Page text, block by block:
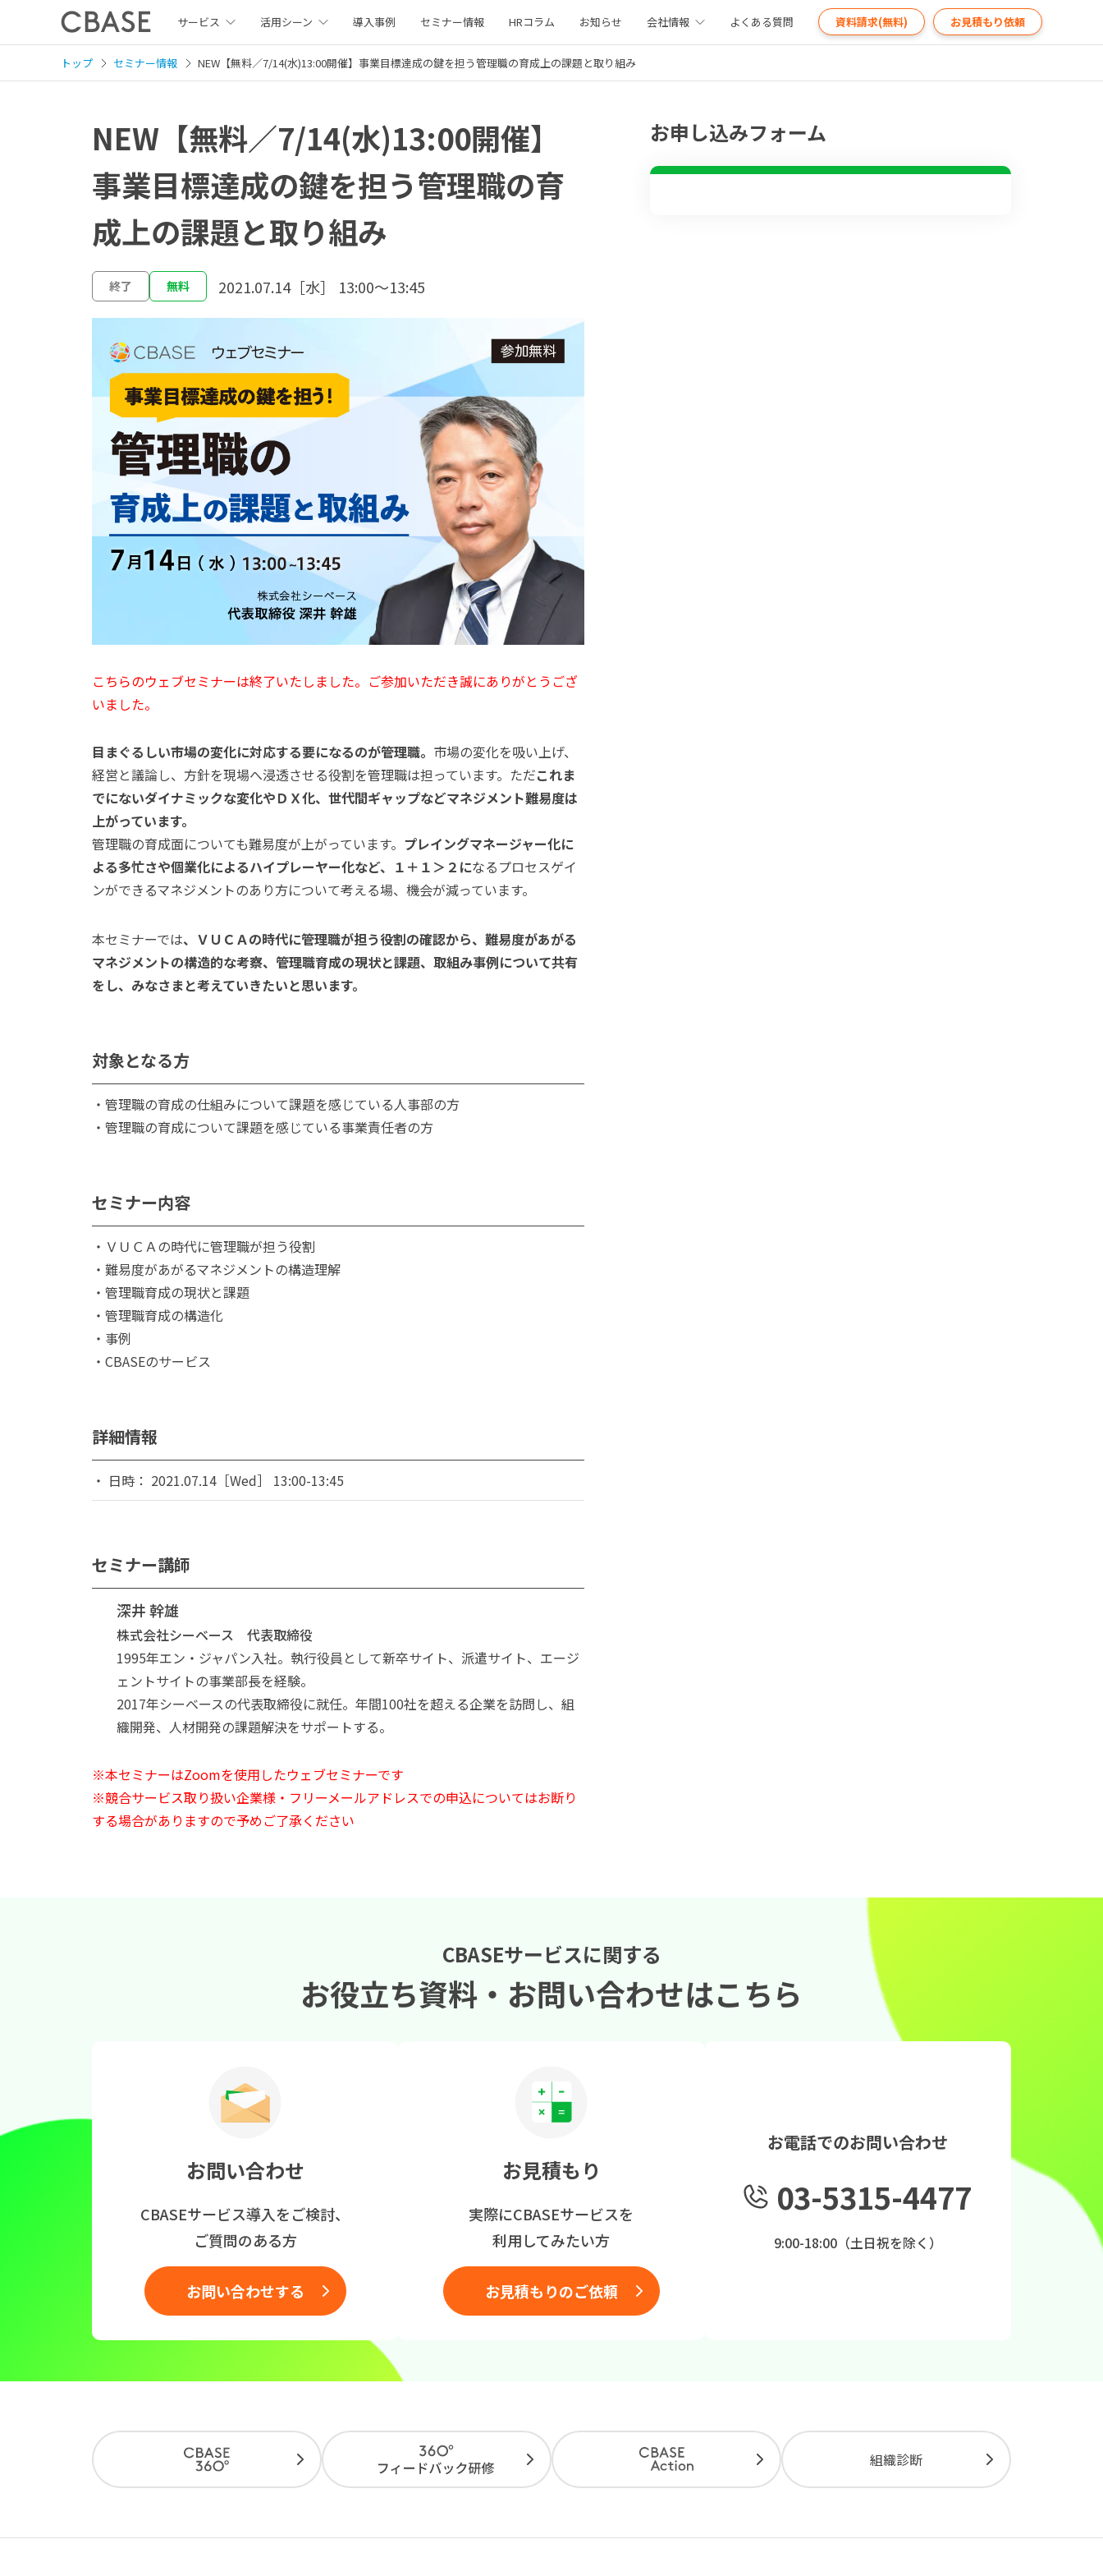
サービス 活用シーン 導入事例 セミナー情報 HRコラム お知らせ 会社情報 よくある質問 資料請求(無料) お見積もり依頼
トップ セミナー情報 NEW【無料／7/14(水)13:00開催】事業目標達成の鍵を担う管理職の育成上の課題と取り組み
NEW【無料／7/14(水)13:00開催】
事業目標達成の鍵を担う管理職の育
成上の課題と取り組み
終了 無料 2021.07.14［水］ 13:00〜13:45
こちらのウェブセミナーは終了いたしました。ご参加いただき誠にありがとうござ
いました。
目まぐるしい市場の変化に対応する要になるのが管理職。 市場の変化を吸い上げ、
経営と議論し、方針を現場へ浸透させる役割を管理職は担っています。ただこれま
でにないダイナミックな変化やＤＸ化、世代間ギャップなどマネジメント難易度は
上がっています。
管理職の育成面についても難易度が上がっています。 プレイングマネージャー化に
よる多忙さや個業化によるハイプレーヤー化など、１＋１＞２になるプロセスゲイ
ンができるマネジメントのあり方について考える場、機会が減っています。
本セミナーでは、ＶＵＣＡの時代に管理職が担う役割の確認から、難易度があがる
マネジメントの構造的な考察、管理職育成の現状と課題、取組み事例について共有
をし、みなさまと考えていきたいと思います。
対象となる方
・管理職の育成の仕組みについて課題を感じている人事部の方
・管理職の育成について課題を感じている事業責任者の方
セミナー内容
・ＶＵＣＡの時代に管理職が担う役割
・難易度があがるマネジメントの構造理解
・管理職育成の現状と課題
・管理職育成の構造化
・事例
・CBASEのサービス
詳細情報
日時： 2021.07.14［Wed］ 13:00-13:45
セミナー講師
深井 幹雄
株式会社シーベース 代表取締役
1995年エン・ジャパン入社。執行役員として新卒サイト、派遣サイト、エージ
ェントサイトの事業部長を経験。
2017年シーベースの代表取締役に就任。年間100社を超える企業を訪問し、組
織開発、人材開発の課題解決をサポートする。
※本セミナーはZoomを使用したウェブセミナーです
※競合サービス取り扱い企業様・フリーメールアドレスでの申込についてはお断り
する場合がありますので予めご了承ください
お申し込みフォーム
CBASEサービスに関する
お役立ち資料・ お問い合わせはこちら
お問い合わせ
CBASEサービス導入をご検討、
ご質問のある方
お問い合わせする
お見積もり
実際にCBASEサービスを
利用してみたい方
お見積もりのご依頼
お電話でのお問い合わせ
03-5315-4477
9:00-18:00（土日祝を除く）
組織診断